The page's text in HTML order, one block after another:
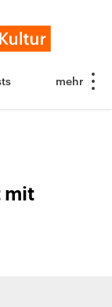
mit